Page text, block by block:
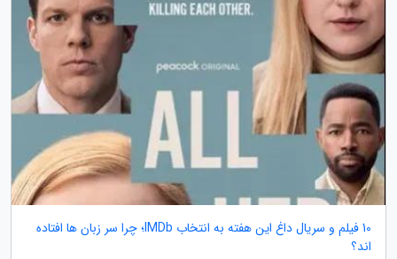
10 فیلم و سریال داغ این هفته به انتخاب IMDb؛ چرا سر زبان ها افتاده
اند؟